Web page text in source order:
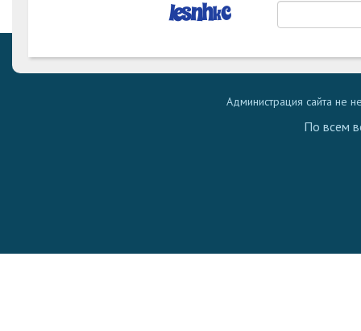
Администрация сайта не
По всем